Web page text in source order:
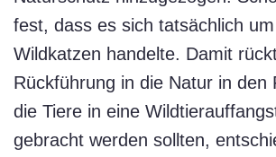
fest, dass es sich tatsächlich
Wildkatzen handelte. Damit
Rückführung in die Natur in den
die Tiere in eine
gebracht werden sollten,